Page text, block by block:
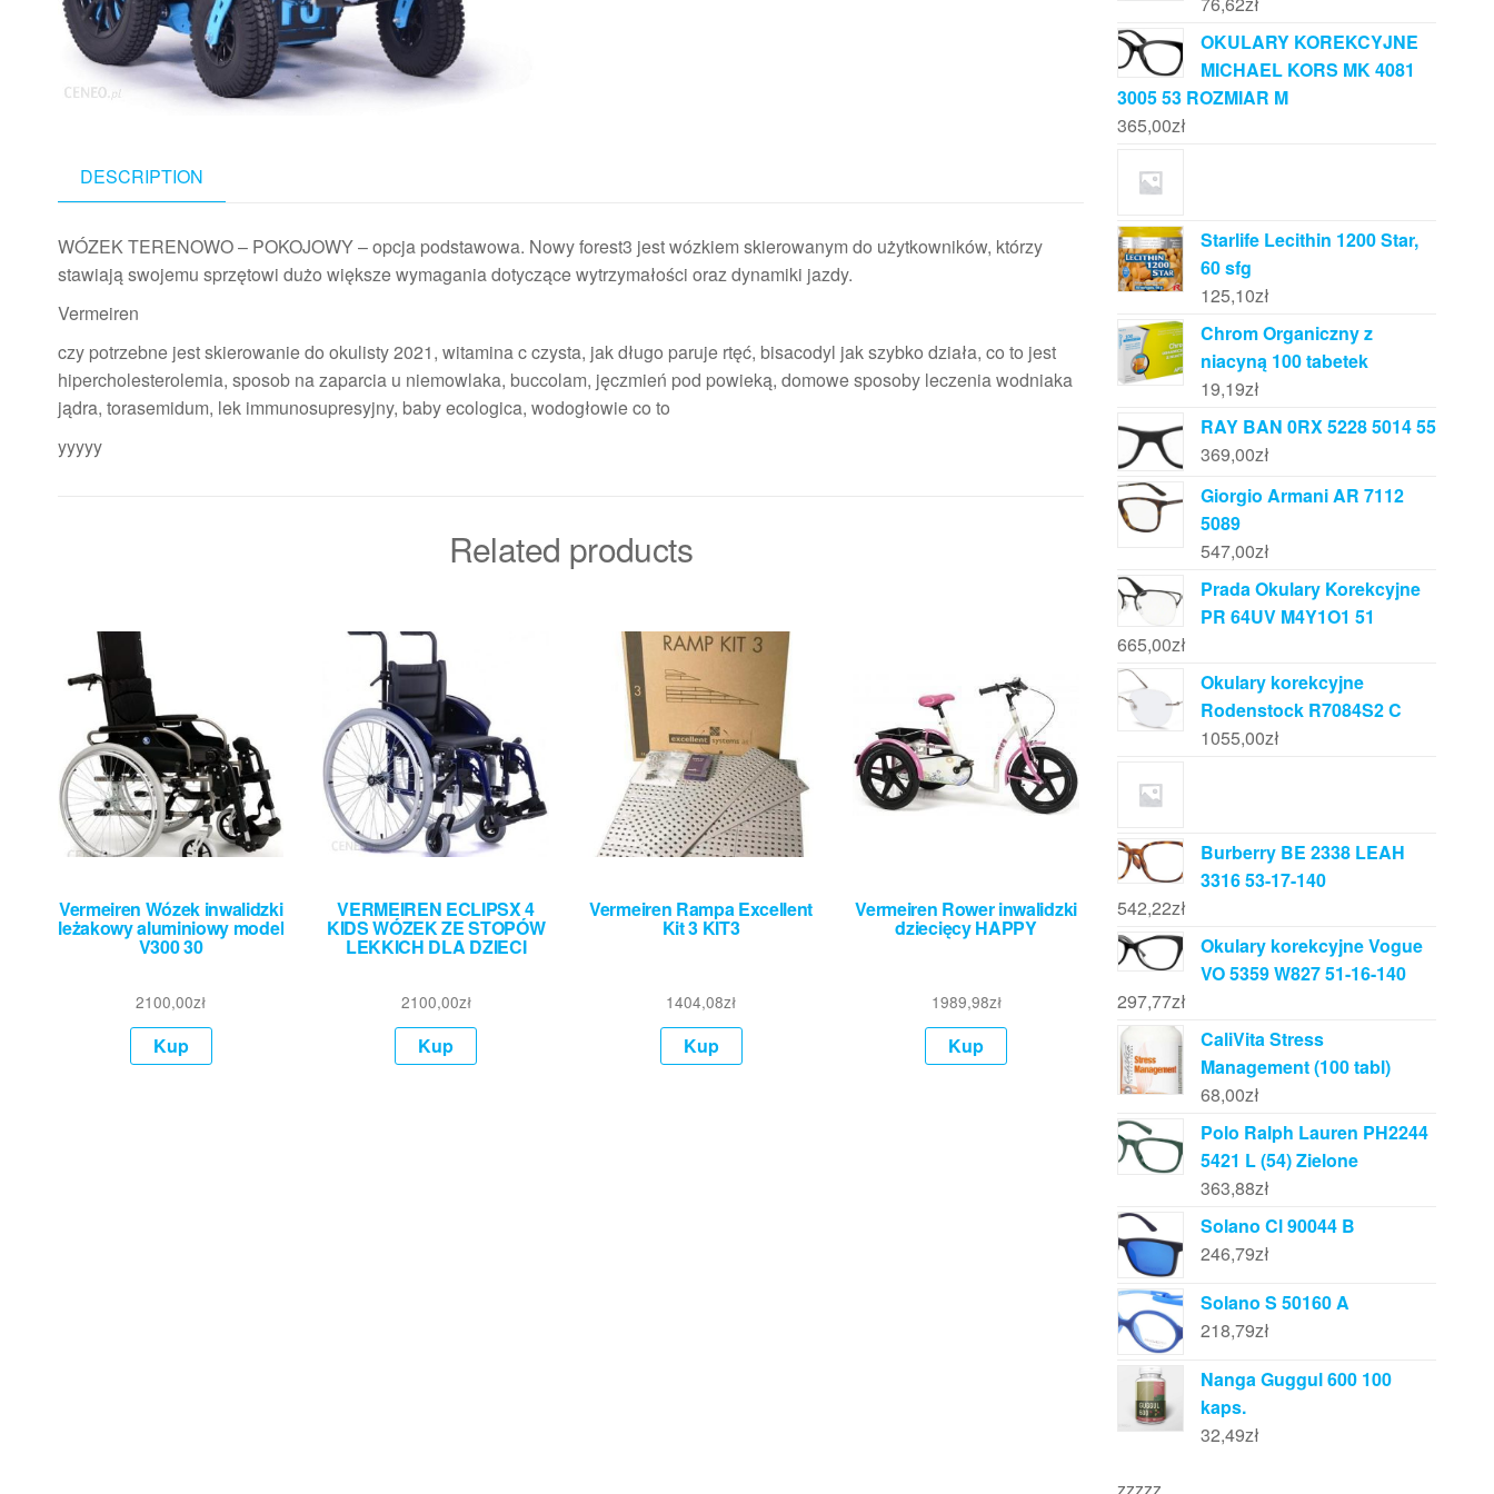
DESCRIPTION
WÓZEK TERENOWO – POKOJOWY – opcja podstawowa. Nowy forest3 jest wózkiem skierowanym do użytkowników, którzy
stawiają swojemu sprzętowi dużo większe wymagania dotyczące wytrzymałości oraz dynamiki jazdy.
Vermeiren
czy potrzebne jest skierowanie do okulisty 2021, witamina c czysta, jak długo paruje rtęć, bisacodyl jak szybko działa, co to jest
hipercholesterolemia, sposob na zaparcia u niemowlaka, buccolam, jęczmień pod powieką, domowe sposoby leczenia wodniaka
jądra, torasemidum, lek immunosupresyjny, baby ecologica, wodogłowie co to
yyyyy
Related products
Vermeiren Wózek inwalidzki
leżakowy aluminiowy model
V300 30
2100,00zł
Kup
VERMEIREN ECLIPSX 4
KIDS WÓZEK ZE STOPÓW
LEKKICH DLA DZIECI
2100,00zł
Kup
Vermeiren Rampa Excellent
Kit 3 KIT3
1404,08zł
Kup
Vermeiren Rower inwalidzki
dziecięcy HAPPY
1989,98zł
Kup
OKULARY KOREKCYJNE
MICHAEL KORS MK 4081
3005 53 ROZMIAR M
365,00zł
Starlife Lecithin 1200 Star,
60 sfg
125,10zł
Chrom Organiczny z
niacyną 100 tabetek
19,19zł
RAY BAN 0RX 5228 5014 55
369,00zł
Giorgio Armani AR 7112
5089
547,00zł
Prada Okulary Korekcyjne
PR 64UV M4Y1O1 51
665,00zł
Okulary korekcyjne
Rodenstock R7084S2 C
1055,00zł
Burberry BE 2338 LEAH
3316 53-17-140
542,22zł
Okulary korekcyjne Vogue
VO 5359 W827 51-16-140
297,77zł
CaliVita Stress
Management (100 tabl)
68,00zł
Polo Ralph Lauren PH2244
5421 L (54) Zielone
363,88zł
Solano Cl 90044 B
246,79zł
Solano S 50160 A
218,79zł
Nanga Guggul 600 100
kaps.
32,49zł